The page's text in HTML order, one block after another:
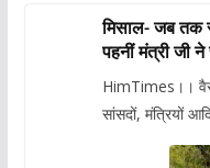
मिसाल- जब तक
पहनीं मंत्री जी
HimTimes।। वैसे
सांसदों, मंत्रियों